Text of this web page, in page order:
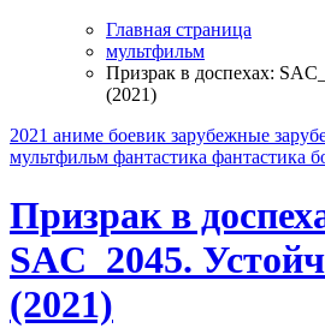
Главная страница
мультфильм
Призрак в доспехах:
(2021)
2021 аниме боевик зарубежные
мультфильм фантастика фантастика
Призрак в
SAC_2045.
(2021)